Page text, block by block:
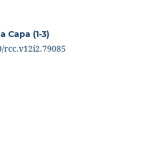
Capa (1-3)
rcc.v12i2.79085